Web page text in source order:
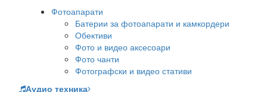
Фотоапарати
Батерии за фотоапарати и камкордери
Обективи
Фото и видео аксесоари
Фото чанти
Фотографски и видео стативи
Аудио техника